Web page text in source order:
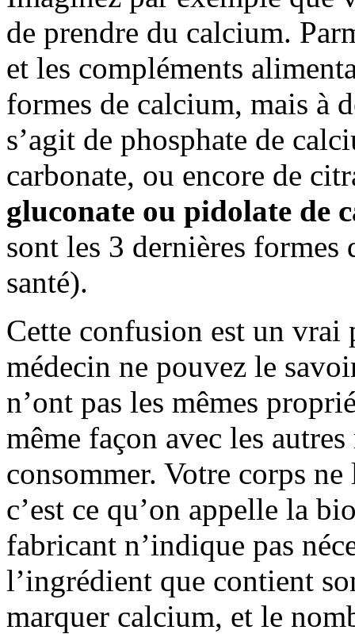
de prendre du calcium.
et les compléments
formes de calcium, mais à
s’agit de phosphate de
carbonate, ou encore de
gluconate ou pidolate de
sont les 3 dernières
santé).
Cette confusion est un
médecin ne pouvez le
n’ont pas les mêmes
même façon avec les
consommer. Votre corps
c’est ce qu’on appelle la
fabricant n’indique pas
l’ingrédient que contient
marquer calcium, et le